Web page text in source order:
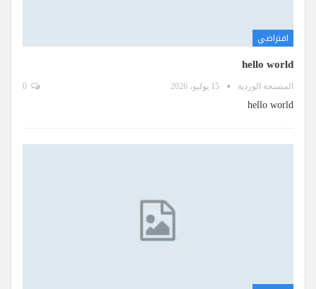
افتراضي
hello world
المسبحة الوردية 15 يوليو، 2026
hello world